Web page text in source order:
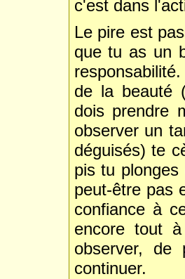
c'est dans
Le pire est
que tu as un
de la beauté
dois prendre
observer un
déguisés) te
pis tu
peut-être pas
confiance à
encore tout
observer, de
continuer.